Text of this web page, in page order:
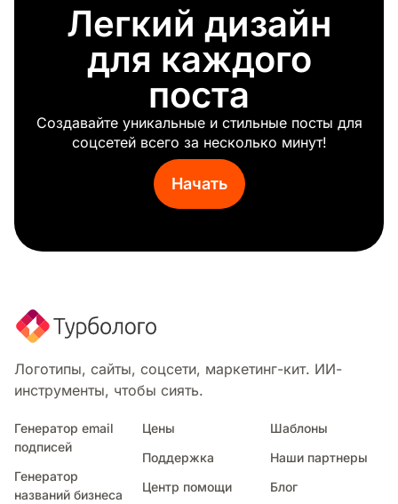
Легкий дизайн
для каждого
поста
Создавайте уникальные и стильные посты для
соцсетей всего за несколько минут!
Начать
Логотипы, сайты, соцсети, маркетинг-кит. ИИ-
инструменты, чтобы сиять.
Генератор email
подписей
Генератор
названий бизнеса
Цены
Поддержка
Центр помощи
Шаблоны
Наши партнеры
Блог